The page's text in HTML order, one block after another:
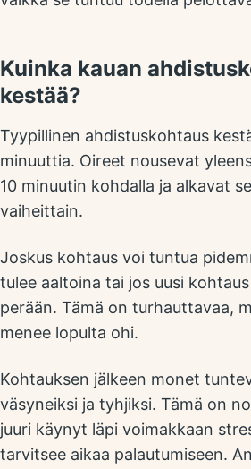
Kuinka kauan
kestää?
Tyypillinen ahdistuskohtaus
minuuttia. Oireet nousevat
10 minuutin kohdalla ja alkavat
vaiheittain.
Joskus kohtaus voi tuntua
tulee aaltoina tai jos uusi
perään. Tämä on turhauttavaa,
menee lopulta ohi.
Kohtauksen jälkeen monet
väsyneiksi ja tyhjiksi. Tämä on
juuri käynyt läpi voimakkaan
tarvitsee aikaa palautumiseen.